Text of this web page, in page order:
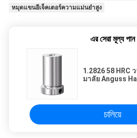
หมุดแขนอีเจ็คเตอร์ความแม่นยำสูง
এর সেরা মূল্য পান
1.2826 58 HRC
มาลัย Anguss
চালিয়ে